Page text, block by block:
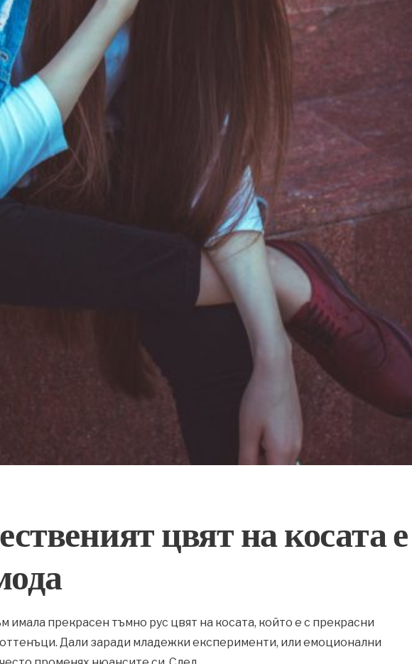
цвят на косата е
имала прекрасен тъмно рус цвят на косата, който е с прекрасни
Дали заради младежки експерименти, или емоционални